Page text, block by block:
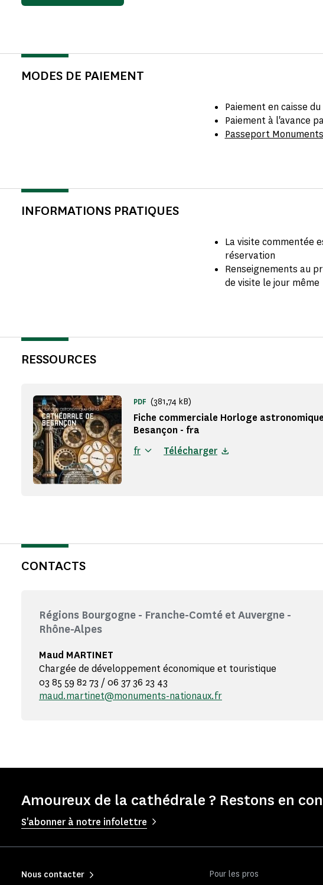
MODES DE PAIEMENT
Paiement en caisse
Paiement à l'avance
Passeport Monuments
INFORMATIONS PRATIQUES
La visite commentée
réservation
Renseignements au
de visite le jour même
RESSOURCES
Fiche commerciale Horloge
Besançon - fra
PDF (381,74 kB)
fr Télécharger
CONTACTS
Régions Bourgogne - Franche-Comté et Auvergne -
Rhône-Alpes
Maud MARTINET
Chargée de développement économique et touristique
03 85 59 82 73 / 06 37 36 23 43
maud.martinet@monuments-nationaux.fr
Amoureux de la cathédrale ? Restons en
S'abonner à notre infolettre
Pour les pros
Nous contacter